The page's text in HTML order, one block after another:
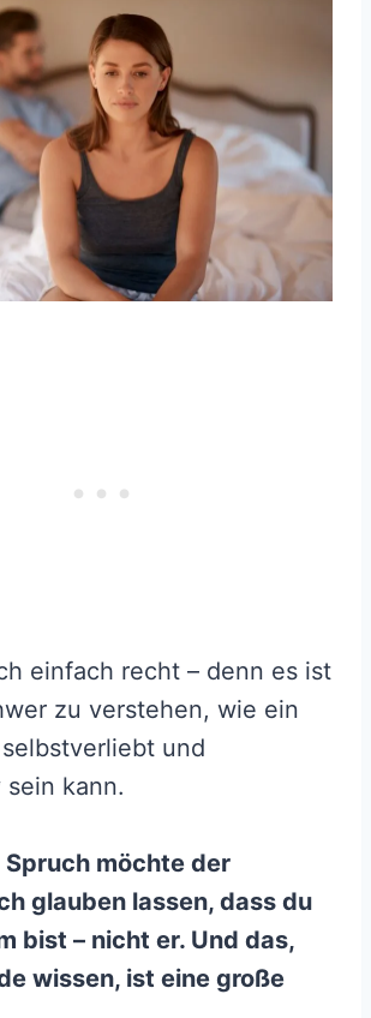
einfach recht – denn es ist
zu verstehen, wie ein
und
kann.
möchte der
glauben lassen, dass du
bist – nicht er. Und das,
wissen, ist eine große